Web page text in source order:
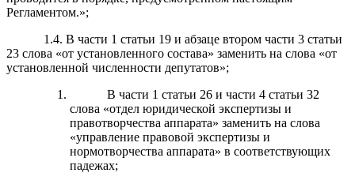
Регламентом.»;
1.4. В части 1 статьи 19 и абзаце втором части 3 статьи
23 слова «от установленного состава» заменить на слова «от
установленной численности депутатов»;
В части 1 статьи 26 и части 4 статьи 32
слова «отдел юридической экспертизы и
правотворчества аппарата» заменить на слова
«управление правовой экспертизы и
нормотворчества аппарата» в соответствующих
падежах;